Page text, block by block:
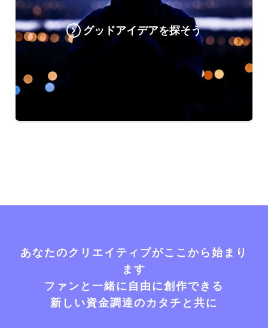
グッドアイデアを探そう
あなたのクリエイティブがここから始まり
ます
ファンと一緒に自由に創作できる
新しい資金調達のカタチと共に